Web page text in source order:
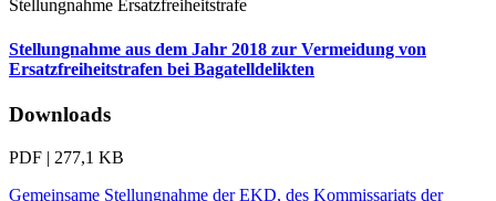
Stellungnahme Ersatzfreiheitstrafe
Stellungnahme aus dem Jahr 2018 zur Vermeidung von
Ersatzfreiheitstrafen bei Bagatelldelikten
Downloads
PDF | 277,1 KB
Gemeinsame Stellungnahme der EKD, des Kommissariats der